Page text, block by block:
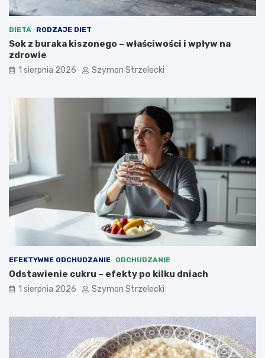
DIETA RODZAJE DIET
Sok z buraka kiszonego – właściwości i wpływ na
zdrowie
1 sierpnia 2026 Szymon Strzelecki
EFEKTYWNE ODCHUDZANIE ODCHUDZANIE
Odstawienie cukru – efekty po kilku dniach
1 sierpnia 2026 Szymon Strzelecki